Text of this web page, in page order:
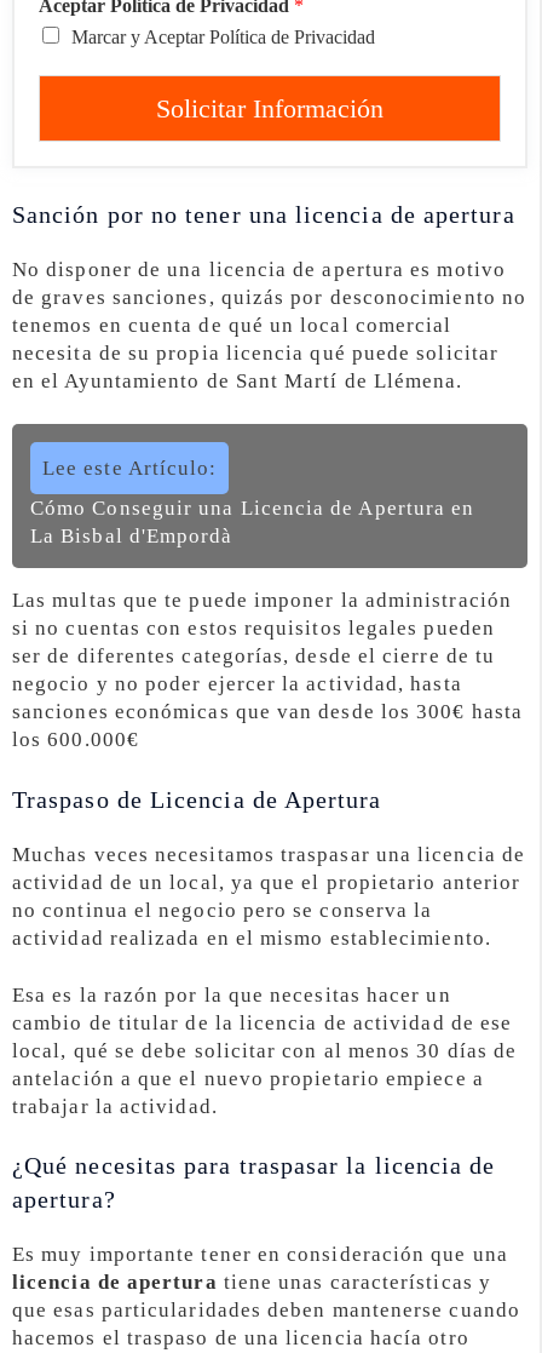
Aceptar Política de Privacidad *
Marcar y Aceptar Política de Privacidad
Solicitar Información
Sanción por no tener una licencia de apertura
No disponer de una licencia de apertura es motivo
de graves sanciones, quizás por desconocimiento no
tenemos en cuenta de qué un local comercial
necesita de su propia licencia qué puede solicitar
en el Ayuntamiento de Sant Martí de Llémena.
Lee este Artículo:
Cómo Conseguir una Licencia de Apertura en
La Bisbal d'Empordà
Las multas que te puede imponer la administración
si no cuentas con estos requisitos legales pueden
ser de diferentes categorías, desde el cierre de tu
negocio y no poder ejercer la actividad, hasta
sanciones económicas que van desde los 300€ hasta
los 600.000€
Traspaso de Licencia de Apertura
Muchas veces necesitamos traspasar una licencia de
actividad de un local, ya que el propietario anterior
no continua el negocio pero se conserva la
actividad realizada en el mismo establecimiento.
Esa es la razón por la que necesitas hacer un
cambio de titular de la licencia de actividad de ese
local, qué se debe solicitar con al menos 30 días de
antelación a que el nuevo propietario empiece a
trabajar la actividad.
¿Qué necesitas para traspasar la licencia de
apertura?
Es muy importante tener en consideración que una
licencia de apertura tiene unas características y
que esas particularidades deben mantenerse cuando
hacemos el traspaso de una licencia hacía otro